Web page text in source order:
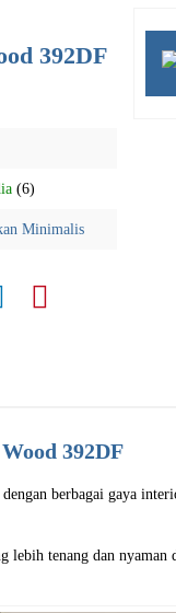
392DF
(6)
Minimalis
392DF
berbagai gaya
lebih tenang dan